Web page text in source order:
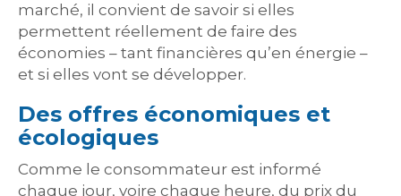
marché, il convient de savoir si elles
permettent réellement de faire des
économies – tant financières qu’en énergie –
et si elles vont se développer.
Des offres économiques et
écologiques
Comme le consommateur est informé
chaque jour, voire chaque heure, du prix du